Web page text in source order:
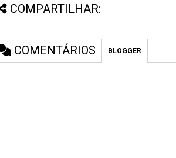
COMPARTILHAR:
COMENTÁRIOS BLOGGER